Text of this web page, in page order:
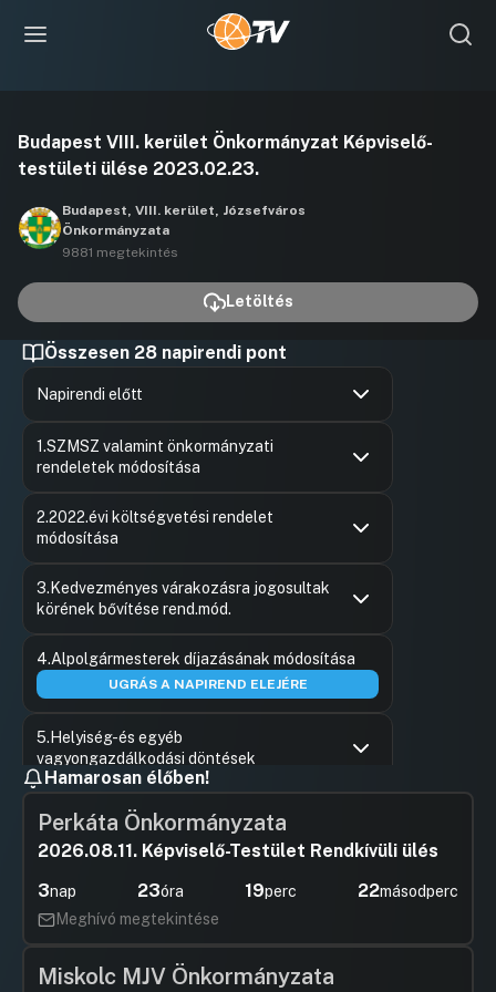
lejátszása
Budapest VIII. kerület Önkormányzat Képviselő-
testületi ülése 2023.02.23.
Budapest, VIII. kerület, Józsefváros
Önkormányzata
9881 megtekintés
Letöltés
Összesen 28 napirendi pont
Napirendi előtt
1.SZMSZ valamint önkormányzati
rendeletek módosítása
2.2022.évi költségvetési rendelet
módosítása
3.Kedvezményes várakozásra jogosultak
körének bővítése rend.mód.
4.Alpolgármesterek díjazásának módosítása
UGRÁS A NAPIREND ELEJÉRE
5.Helyiség-és egyéb
vagyongazdálkodási döntések
HozzászólásokUgrás a napirendi pontra
Veres
8 (7) 2023.évi Lakásgazdálkodási terv
elfogadása
Hozzászólások
9 Fővárosi Szolidarítási Alap 2022 pályázat
pályázat kiírása
Hamarosan élőben!
Perkáta Önkormányzata
2026.08.11. Képviselő-Testület Rendkívüli ülés
3nap 23óra 19perc 22másodperc
Meghívó megtekintése
Miskolc MJV Önkormányzata